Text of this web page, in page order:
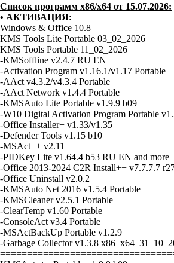
Список программ x86/x64 от 15.07.2026:
• АКТИВАЦИЯ:
Windows & Office 10.8
KMS Tools Lite Portable 03_02_2026
KMS Tools Portable 11_02_2026
-KMSoffline v2.4.7 RU EN
-Activation Program v1.16.1/v1.17 Portable
-AAct v4.3.2/v4.3.4 Portable
-AAct Network v1.4.4 Portable
-KMSAuto Lite Portable v1.9.9 b09
-W10 Digital Activation Program Portable
-Office Installer+ v1.33/v1.35
-Defender Tools v1.15 b10
-MSAct++ v2.11
-PIDKey Lite v1.64.4 b53 RU EN and more
-Office 2013-2024 C2R Install++ v7.7.7.7
-Office Uninstall v2.0.2
-KMSAuto Net 2016 v1.5.4 Portable
-KMSCleaner v2.5.1 Portable
-ClearTemp v1.60 Portable
-ConsoleAct v3.4 Portable
-MSActBackUp Portable v1.2.9
-Garbage Collector v1.3.8